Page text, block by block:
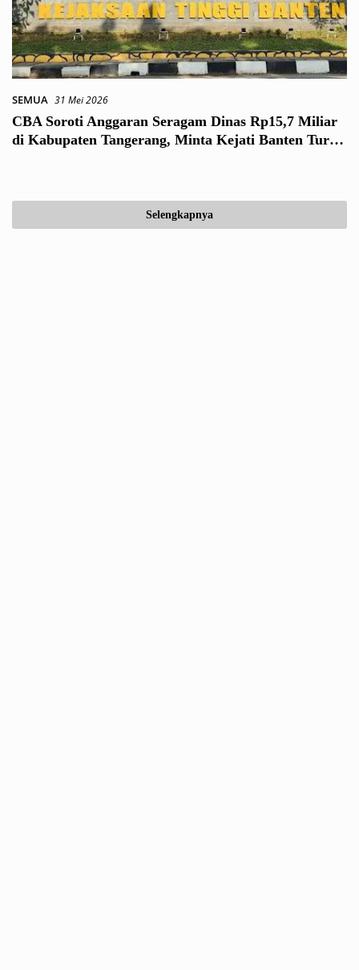
SEMUA 31 Mei 2026
CBA Soroti Anggaran Seragam Dinas Rp15,7 Miliar
di Kabupaten Tangerang, Minta Kejati Banten Turun
Selengkapnya